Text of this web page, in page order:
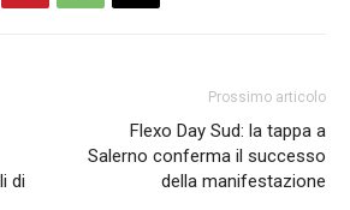
di
Prossimo articolo
Flexo Day Sud: la tappa a
Salerno conferma il successo
della manifestazione